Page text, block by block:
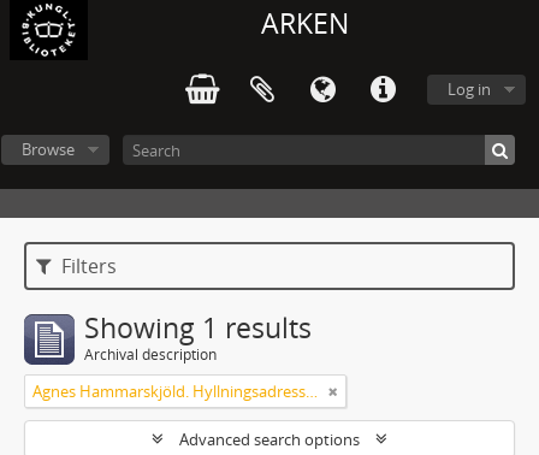
ARKEN
Log in
Browse
Filters
Showing 1 results
Archival description
Agnes Hammarskjöld. Hyllningsadresser på 60-årsdagen
Advanced search options